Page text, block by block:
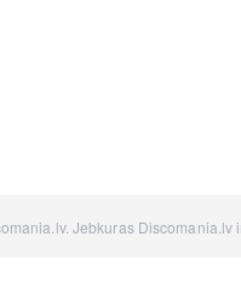
Jebkuras